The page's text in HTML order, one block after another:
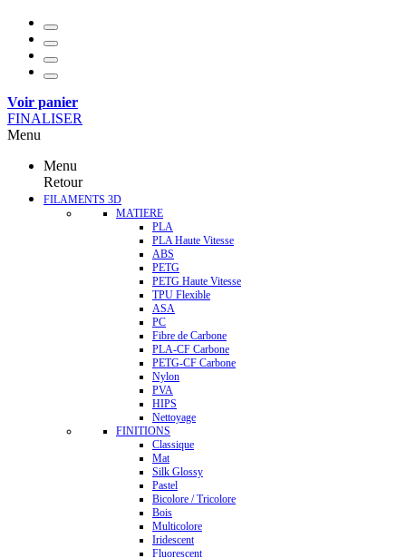
Voir panier
FINALISER
Menu
Menu
Retour
FILAMENTS 3D
MATIERE
PLA
PLA Haute Vitesse
ABS
PETG
PETG Haute Vitesse
TPU Flexible
ASA
PC
Fibre de Carbone
PLA-CF Carbone
PETG-CF Carbone
Nylon
PVA
HIPS
Nettoyage
FINITIONS
Classique
Mat
Silk Glossy
Pastel
Bicolore / Tricolore
Bois
Multicolore
Iridescent
Fluorescent